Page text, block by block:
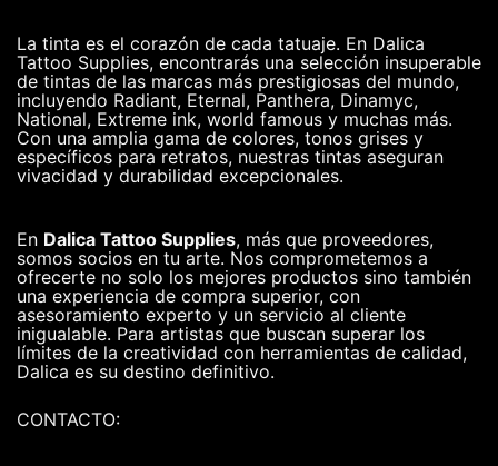
La tinta es el corazón de cada tatuaje. En Dalica
Tattoo Supplies, encontrarás una selección insuperable
de tintas de las marcas más prestigiosas del mundo,
incluyendo Radiant, Eternal, Panthera, Dinamyc,
National, Extreme ink, world famous y muchas más.
Con una amplia gama de colores, tonos grises y
específicos para retratos, nuestras tintas aseguran
vivacidad y durabilidad excepcionales.
En Dalica Tattoo Supplies, más que proveedores,
somos socios en tu arte. Nos comprometemos a
ofrecerte no solo los mejores productos sino también
una experiencia de compra superior, con
asesoramiento experto y un servicio al cliente
inigualable. Para artistas que buscan superar los
límites de la creatividad con herramientas de calidad,
Dalica es su destino definitivo.
CONTACTO: